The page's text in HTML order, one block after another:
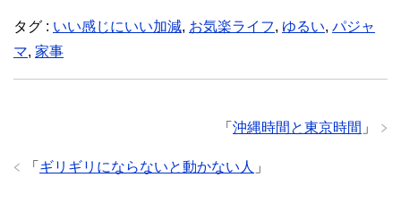
タグ : いい感じにいい加減, お気楽ライフ, ゆるい, パジャ
マ, 家事
「 沖縄時間と東京時間 」
「 ギリギリにならないと動かない人 」